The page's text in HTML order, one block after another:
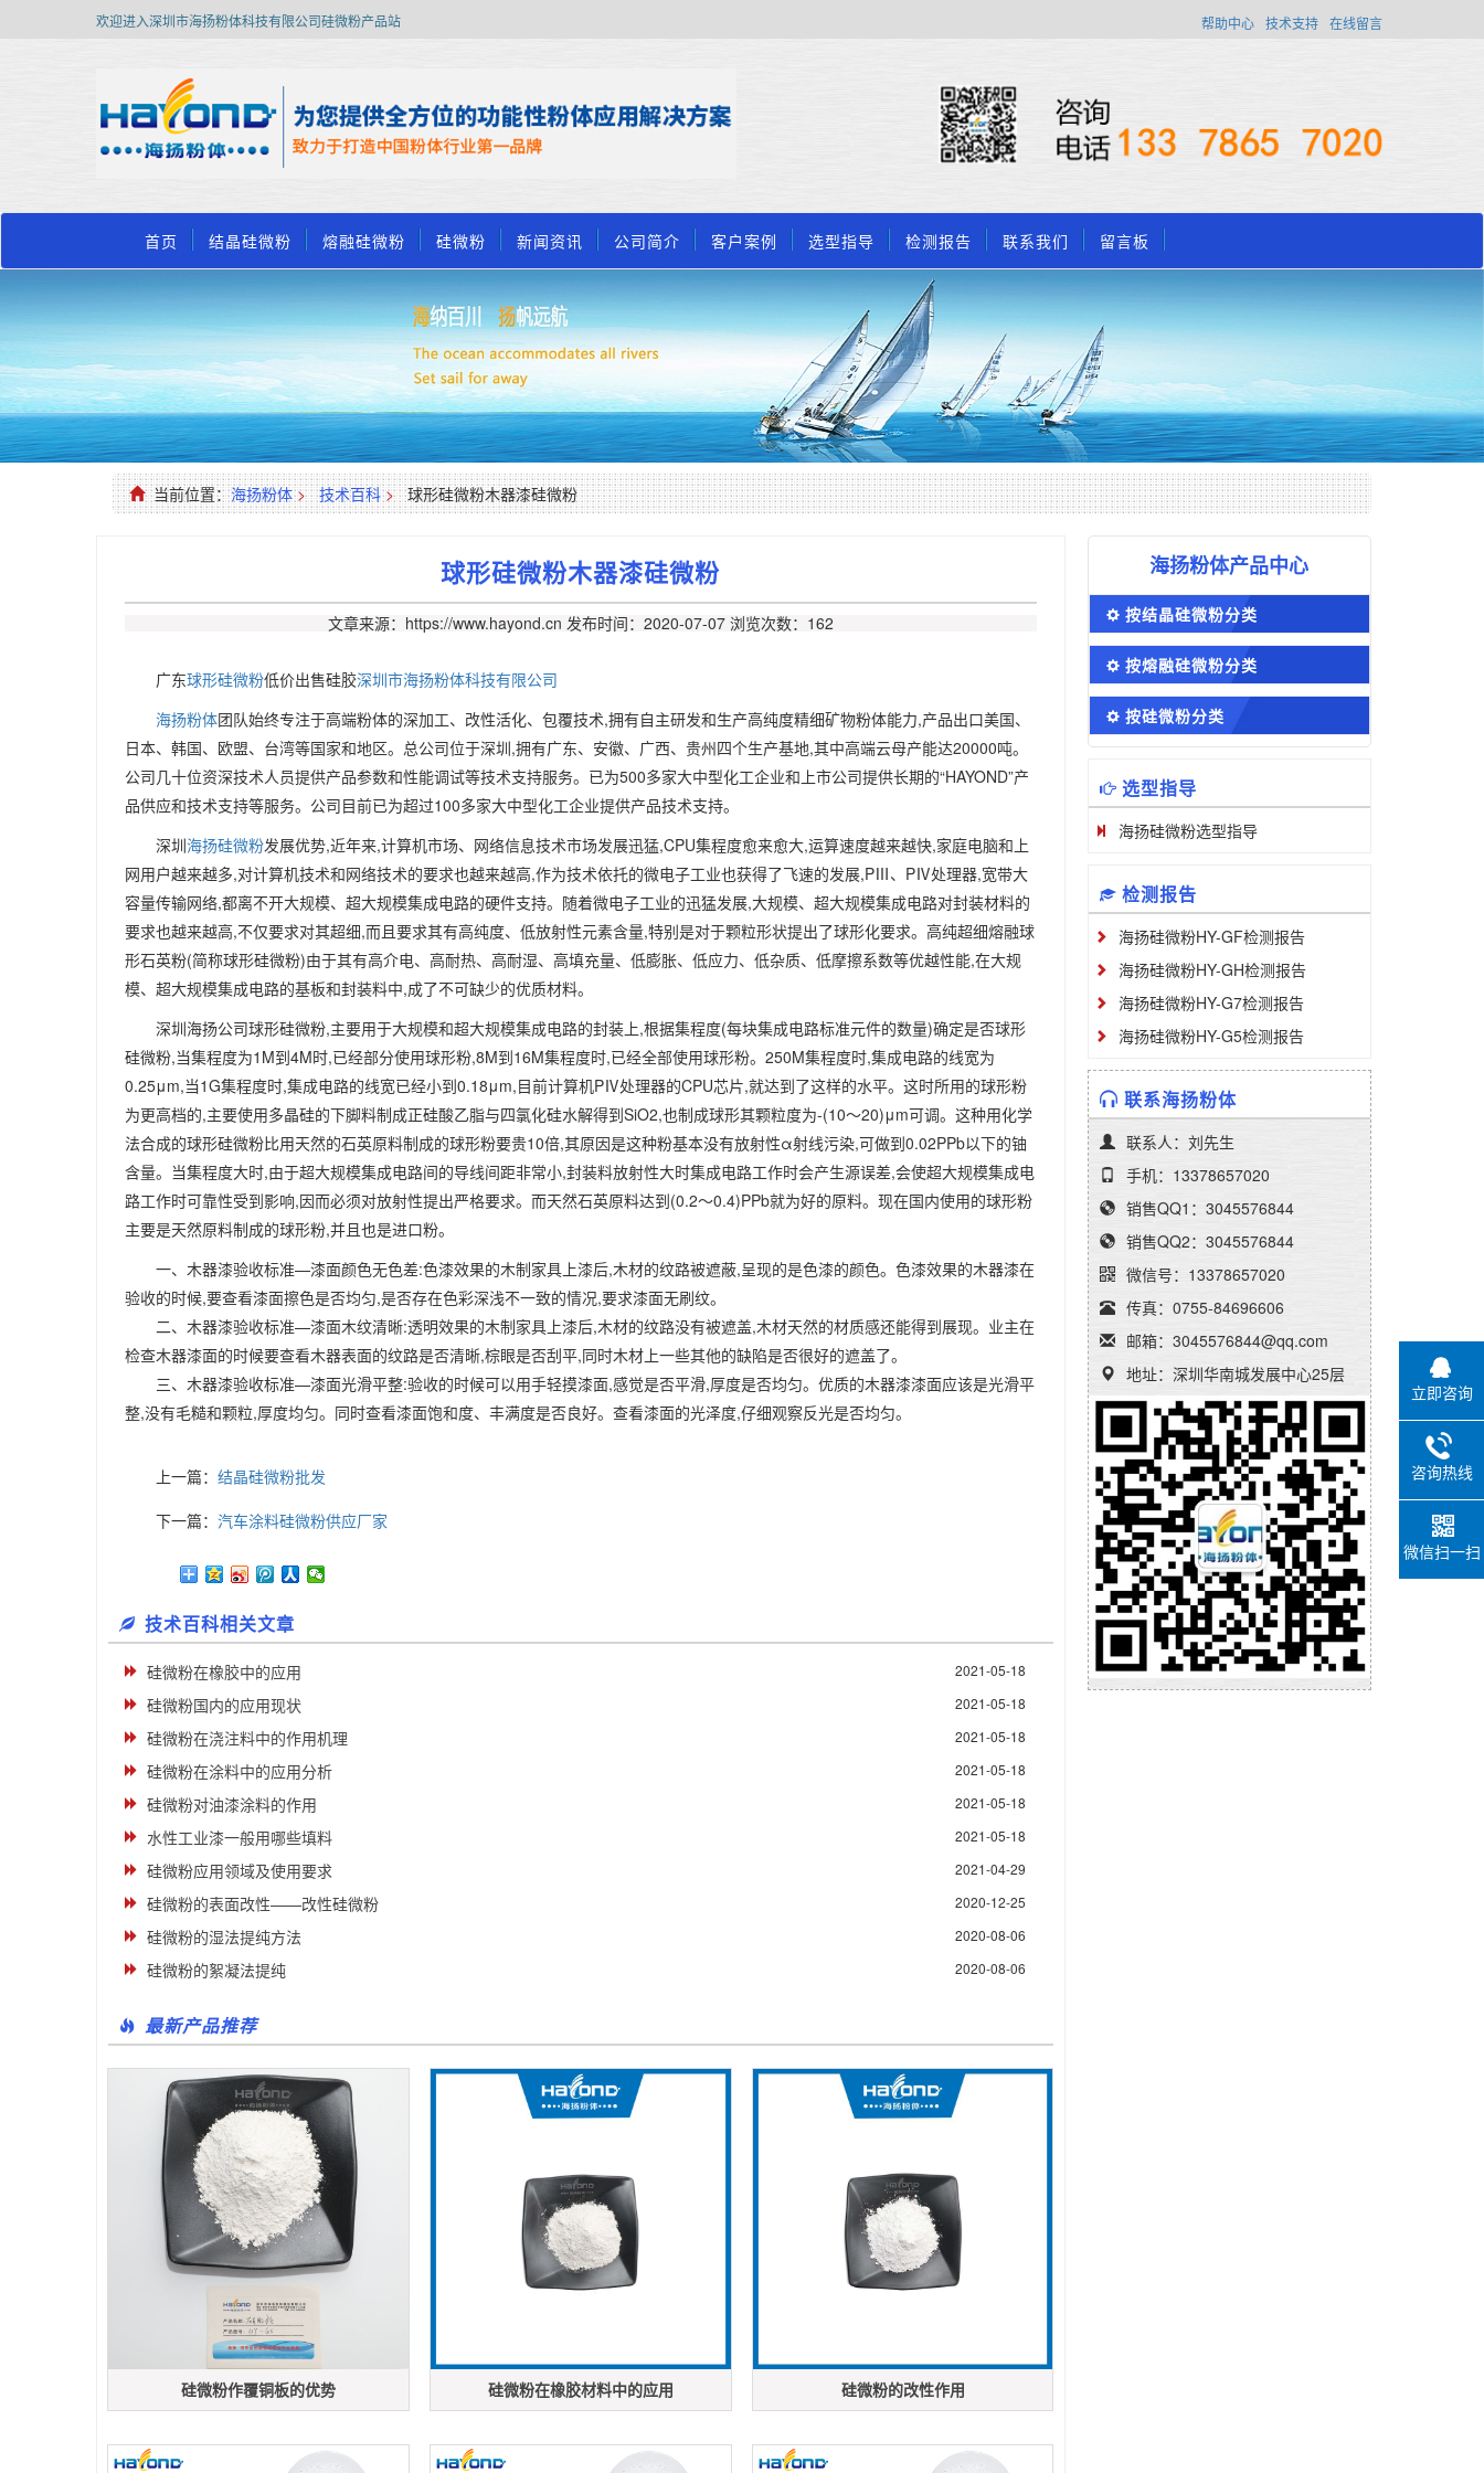
欢迎进入深圳市海扬粉体科技有限公司硅微粉产品站 帮助中心 技术支持 在线留言
首页 结晶硅微粉 熔融硅微粉 硅微粉 新闻资讯 公司简介 客户案例 选型指导 检测报告 联系我们 留言板
当前位置：海扬粉体 > 技术百科 > 球形硅微粉木器漆硅微粉
球形硅微粉木器漆硅微粉
文章来源：https://www.hayond.cn 发布时间：2020-07-07 浏览次数：162
广东球形硅微粉低价出售硅胶深圳市海扬粉体科技有限公司
海扬粉体团队始终专注于高端粉体的深加工、改性活化、包覆技术,拥有自主研发和生产高纯度精细矿物粉体能力,产品出口美国、
日本、韩国、欧盟、台湾等国家和地区。总公司位于深圳,拥有广东、安徽、广西、贵州四个生产基地,其中高端云母产能达20000吨。
公司几十位资深技术人员提供产品参数和性能调试等技术支持服务。已为500多家大中型化工企业和上市公司提供长期的“HAYOND”产
品供应和技术支持等服务。公司目前已为超过100多家大中型化工企业提供产品技术支持。
深圳海扬硅微粉发展优势,近年来,计算机市场、网络信息技术市场发展迅猛,CPU集程度愈来愈大,运算速度越来越快,家庭电脑和上
网用户越来越多,对计算机技术和网络技术的要求也越来越高,作为技术依托的微电子工业也获得了飞速的发展,PⅢ、PⅣ处理器,宽带大
容量传输网络,都离不开大规模、超大规模集成电路的硬件支持。随着微电子工业的迅猛发展,大规模、超大规模集成电路对封装材料的
要求也越来越高,不仅要求对其超细,而且要求其有高纯度、低放射性元素含量,特别是对于颗粒形状提出了球形化要求。高纯超细熔融球
形石英粉(简称球形硅微粉)由于其有高介电、高耐热、高耐湿、高填充量、低膨胀、低应力、低杂质、低摩擦系数等优越性能,在大规
模、超大规模集成电路的基板和封装料中,成了不可缺少的优质材料。
深圳海扬公司球形硅微粉,主要用于大规模和超大规模集成电路的封装上,根据集程度(每块集成电路标准元件的数量)确定是否球形
硅微粉,当集程度为1M到4M时,已经部分使用球形粉,8M到16M集程度时,已经全部使用球形粉。250M集程度时,集成电路的线宽为
0.25μm,当1G集程度时,集成电路的线宽已经小到0.18μm,目前计算机PⅣ处理器的CPU芯片,就达到了这样的水平。这时所用的球形粉
为更高档的,主要使用多晶硅的下脚料制成正硅酸乙脂与四氯化硅水解得到SiO2,也制成球形其颗粒度为-(10～20)μm可调。这种用化学
法合成的球形硅微粉比用天然的石英原料制成的球形粉要贵10倍,其原因是这种粉基本没有放射性α射线污染,可做到0.02PPb以下的铀
含量。当集程度大时,由于超大规模集成电路间的导线间距非常小,封装料放射性大时集成电路工作时会产生源误差,会使超大规模集成电
路工作时可靠性受到影响,因而必须对放射性提出严格要求。而天然石英原料达到(0.2～0.4)PPb就为好的原料。现在国内使用的球形粉
主要是天然原料制成的球形粉,并且也是进口粉。
一、木器漆验收标准—漆面颜色无色差:色漆效果的木制家具上漆后,木材的纹路被遮蔽,呈现的是色漆的颜色。色漆效果的木器漆在
验收的时候,要查看漆面擦色是否均匀,是否存在色彩深浅不一致的情况,要求漆面无刷纹。
二、木器漆验收标准—漆面木纹清晰:透明效果的木制家具上漆后,木材的纹路没有被遮盖,木材天然的材质感还能得到展现。业主在
检查木器漆面的时候要查看木器表面的纹路是否清晰,棕眼是否刮平,同时木材上一些其他的缺陷是否很好的遮盖了。
三、木器漆验收标准—漆面光滑平整:验收的时候可以用手轻摸漆面,感觉是否平滑,厚度是否均匀。优质的木器漆漆面应该是光滑平
整,没有毛糙和颗粒,厚度均匀。同时查看漆面饱和度、丰满度是否良好。查看漆面的光泽度,仔细观察反光是否均匀。
上一篇： 结晶硅微粉批发
下一篇： 汽车涂料硅微粉供应厂家
技术百科相关文章
硅微粉在橡胶中的应用 2021-05-18
硅微粉国内的应用现状 2021-05-18
硅微粉在浇注料中的作用机理 2021-05-18
硅微粉在涂料中的应用分析 2021-05-18
硅微粉对油漆涂料的作用 2021-05-18
水性工业漆一般用哪些填料 2021-05-18
硅微粉应用领域及使用要求 2021-04-29
硅微粉的表面改性——改性硅微粉 2020-12-25
硅微粉的湿法提纯方法 2020-08-06
硅微粉的絮凝法提纯 2020-08-06
最新产品推荐
硅微粉作覆铜板的优势 硅微粉在橡胶材料中的应用 硅微粉的改性作用
海扬粉体产品中心
按结晶硅微粉分类
按熔融硅微粉分类
按硅微粉分类
选型指导
海扬硅微粉选型指导
检测报告
海扬硅微粉HY-GF检测报告
海扬硅微粉HY-GH检测报告
海扬硅微粉HY-G7检测报告
海扬硅微粉HY-G5检测报告
联系海扬粉体
联系人：刘先生
手机：13378657020
销售QQ1：3045576844
销售QQ2：3045576844
微信号：13378657020
传真：0755-84696606
邮箱：3045576844@qq.com
地址：深圳华南城发展中心25层
立即咨询
咨询热线
微信扫一扫